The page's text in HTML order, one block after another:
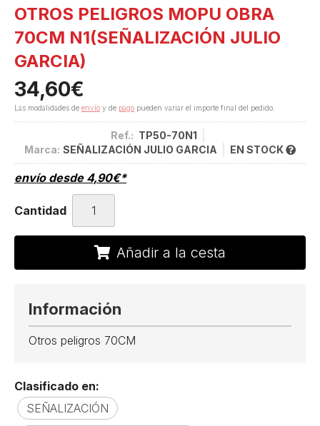
OTROS PELIGROS MOPU OBRA
70CM N1(SEÑALIZACIÓN JULIO
GARCIA)
34,60€
Las modalidades de envío y de pago pueden variar el importe final del pedido.
Ref.: TP50-70N1
Marca: SEÑALIZACIÓN JULIO GARCIA EN STOCK
envío desde 4,90€*
Cantidad
Añadir a la cesta
Información
Otros peligros 70CM
Clasificado en:
SEÑALIZACIÓN